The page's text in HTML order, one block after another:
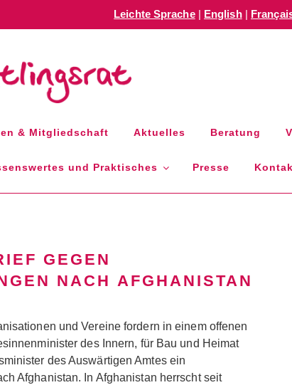
Leichte Sprache| English|
RLP E.V.
& Mitgliedschaft Aktuelles Beratung
und Praktisches Presse
GEGEN
NACH AFGHANISTAN
und Vereine fordern in einem offenen
des Innern, für Bau und Heimat
des Auswärtigen Amtes ein
Afghanistan. In Afghanistan herrscht seit